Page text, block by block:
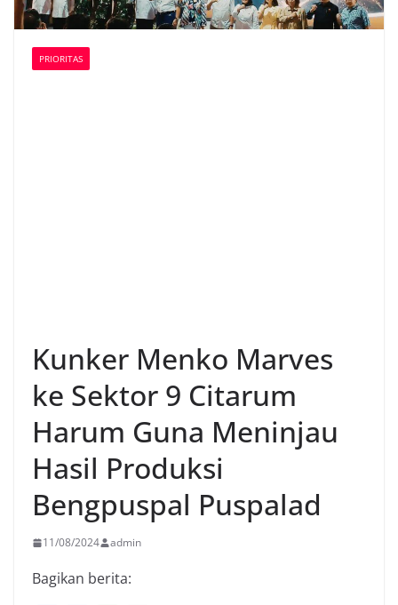
PRIORITAS
Kunker Menko Marves
ke Sektor 9 Citarum
Harum Guna Meninjau
Hasil Produksi
Bengpuspal Puspalad
11/08/2024 admin
Bagikan berita: